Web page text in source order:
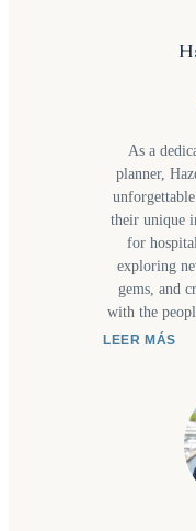
As a
planner,
their unique
for
exploring
gems, and
with the people
work, you’ll
new
for great
These
bring to every
planning
LEER MÁS